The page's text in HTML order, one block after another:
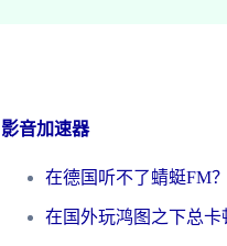
影音加速器